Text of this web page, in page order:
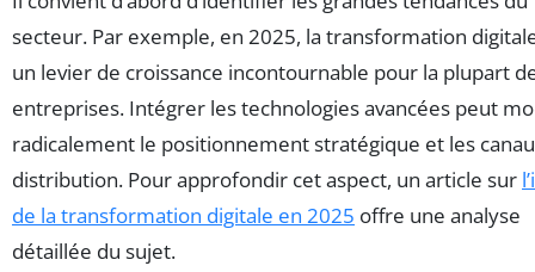
secteur. Par exemple, en 2025, la transformation
un levier de croissance incontournable pour la plupart
entreprises. Intégrer les technologies avancées peut
radicalement le positionnement stratégique et les
distribution. Pour approfondir cet aspect, un article sur
de la transformation digitale en 2025 offre une analyse
détaillée du sujet.